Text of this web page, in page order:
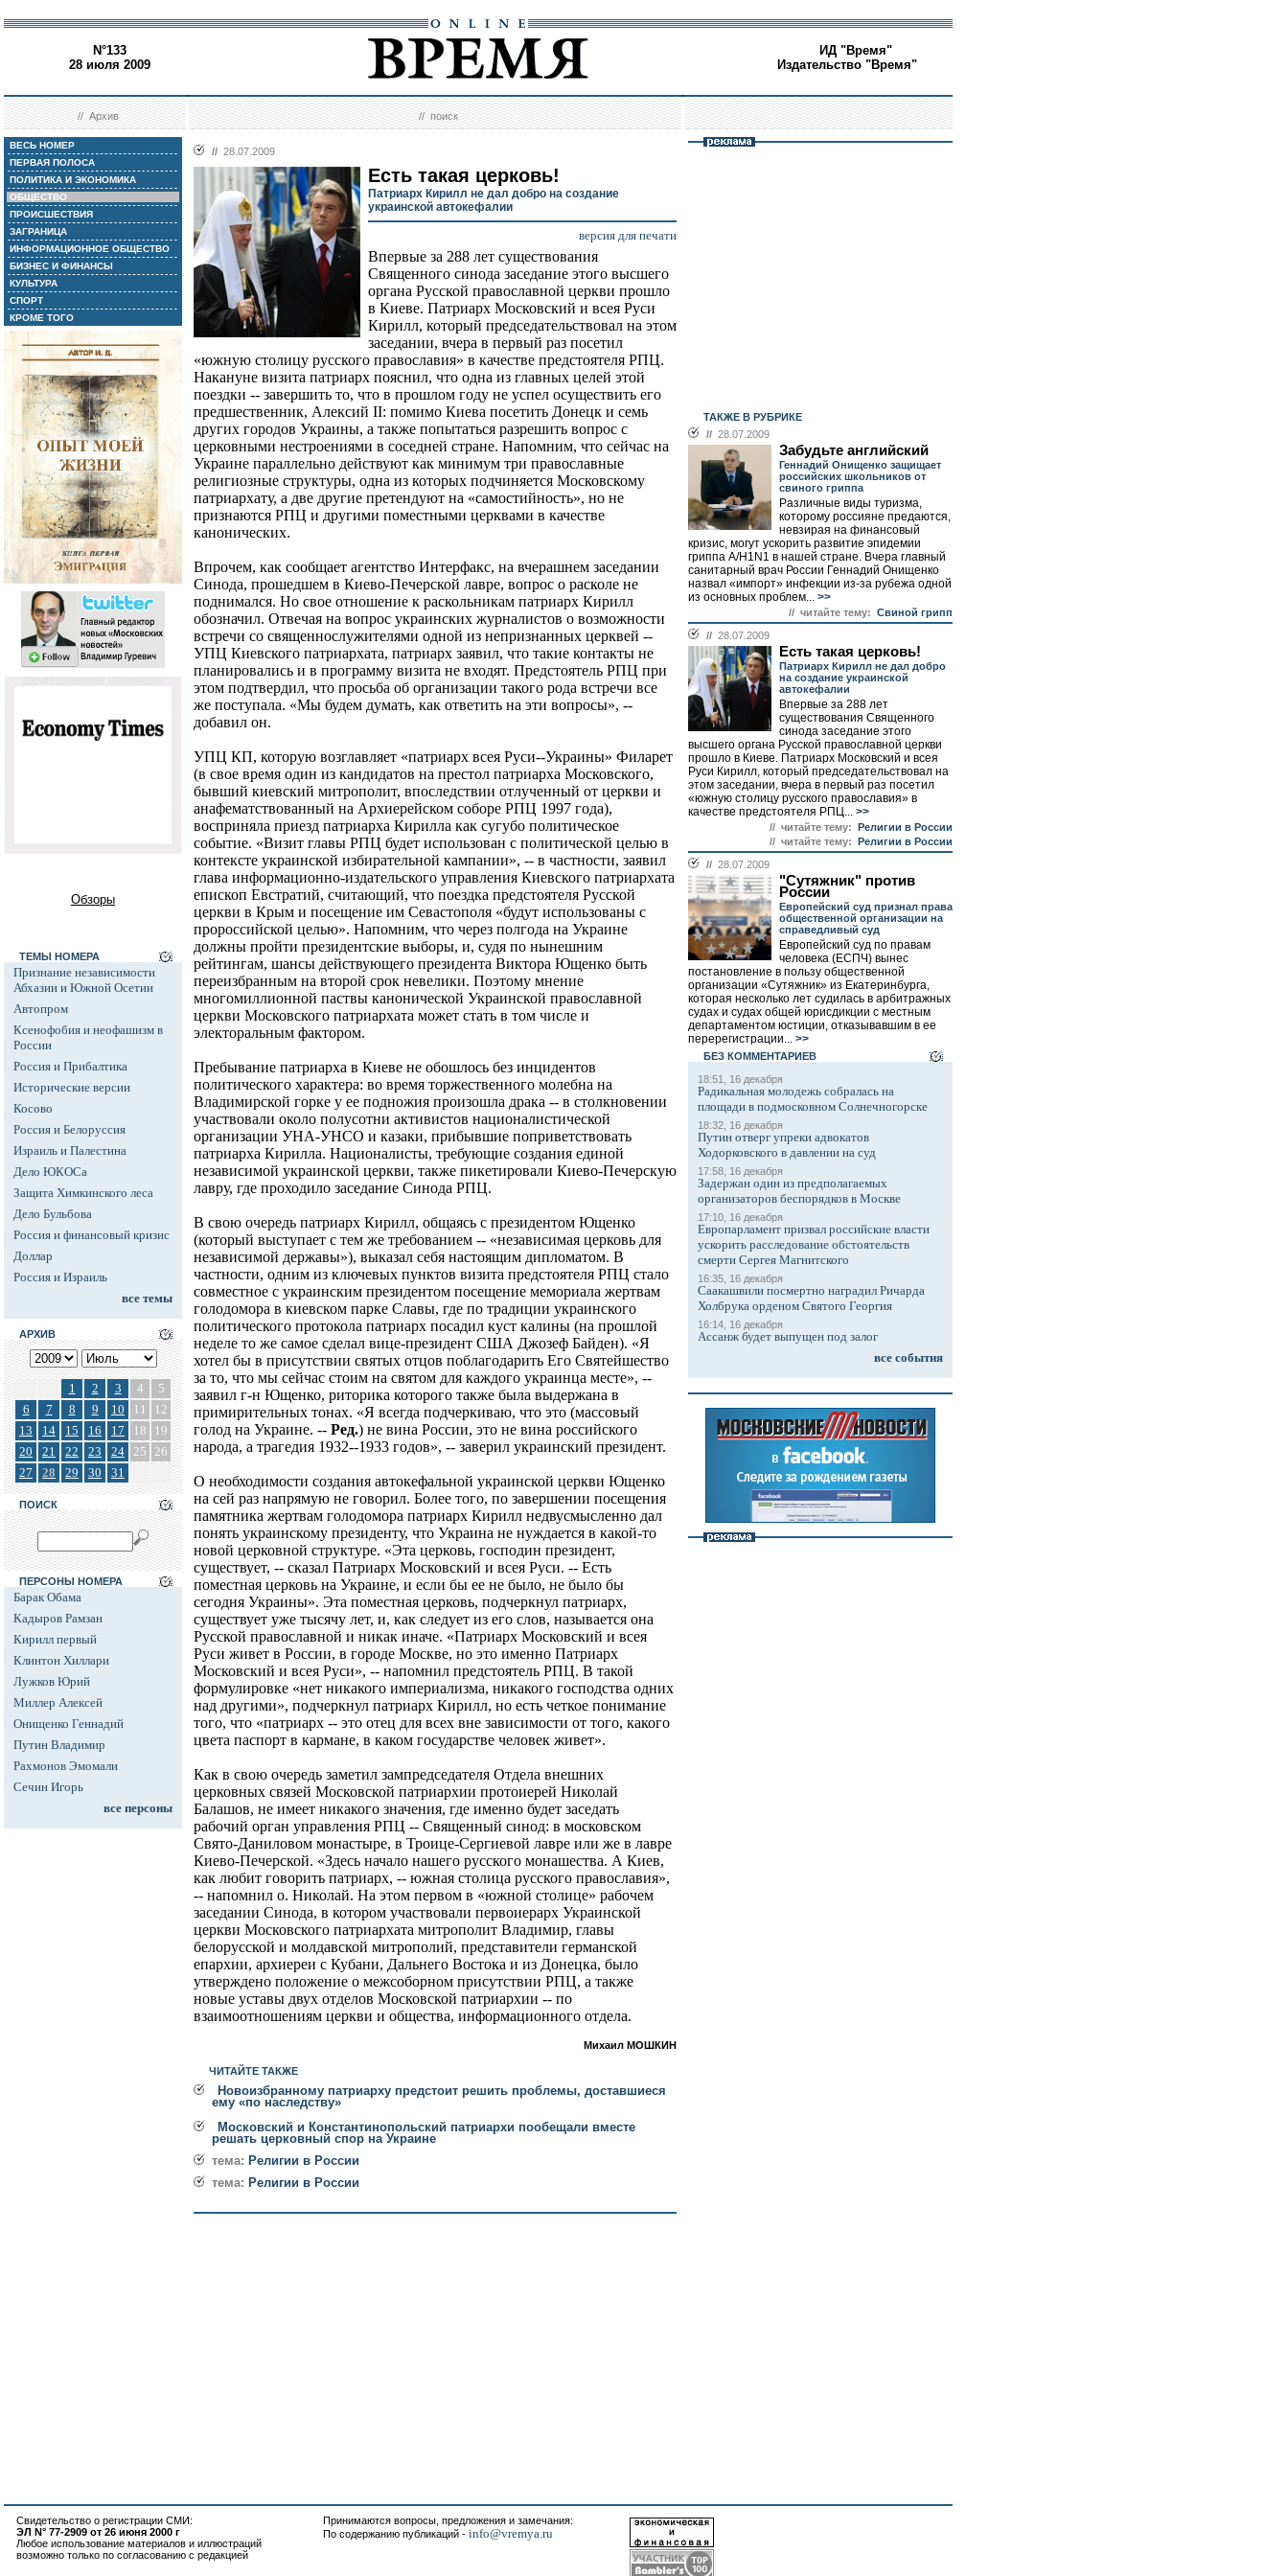
N°133
28 июля 2009
ИД "Время"
Издательство "Время"
//Архив //поиск
ВЕСЬ НОМЕР
ПЕРВАЯ ПОЛОСА
ПОЛИТИКА И ЭКОНОМИКА
ОБЩЕСТВО
ПРОИСШЕСТВИЯ
ЗАГРАНИЦА
ИНФОРМАЦИОННОЕ ОБЩЕСТВО
БИЗНЕС И ФИНАНСЫ
КУЛЬТУРА
СПОРТ
КРОМЕ ТОГО
Обзоры
ТЕМЫ НОМЕРА
Признание независимости
Абхазии и Южной Осетии
Автопром
Ксенофобия и неофашизм в
России
Россия и Прибалтика
Исторические версии
Косово
Россия и Белоруссия
Израиль и Палестина
Дело ЮКОСа
Защита Химкинского леса
Дело Бульбова
Россия и финансовый кризис
Доллар
Россия и Израиль
все темы
АРХИВ
1 2 3 4
5
6
7 8 9 10 11
12
13
14 15 16 17 18
19
20
21 22 23 24 25 26
27
28 29 30 31
ПОИСК
ПЕРСОНЫ НОМЕРА
Барак Обама
Кадыров Рамзан
Кирилл первый
Клинтон Хиллари
Лужков Юрий
Миллер Алексей
Онищенко Геннадий
Путин Владимир
Рахмонов Эмомали
Сечин Игорь
все персоны
// 28.07.2009
Есть такая церковь!
Патриарх Кирилл не дал добро на создание
украинской автокефалии
версия для печати
Впервые за 288 лет существования
Священного синода заседание этого высшего
органа Русской православной церкви прошло
в Киеве. Патриарх Московский и всея Руси
Кирилл, который председательствовал на этом
заседании, вчера в первый раз посетил
«южную столицу русского православия» в качестве предстоятеля РПЦ.
Накануне визита патриарх пояснил, что одна из главных целей этой
поездки -- завершить то, что в прошлом году не успел осуществить его
предшественник, Алексий II: помимо Киева посетить Донецк и семь
других городов Украины, а также попытаться разрешить вопрос с
церковными нестроениями в соседней стране. Напомним, что сейчас на
Украине параллельно действуют как минимум три православные
религиозные структуры, одна из которых подчиняется Московскому
патриархату, а две другие претендуют на «самостийность», но не
признаются РПЦ и другими поместными церквами в качестве
канонических.
Впрочем, как сообщает агентство Интерфакс, на вчерашнем заседании
Синода, прошедшем в Киево-Печерской лавре, вопрос о расколе не
поднимался. Но свое отношение к раскольникам патриарх Кирилл
обозначил. Отвечая на вопрос украинских журналистов о возможности
встречи со священнослужителями одной из непризнанных церквей --
УПЦ Киевского патриархата, патриарх заявил, что такие контакты не
планировались и в программу визита не входят. Предстоятель РПЦ при
этом подтвердил, что просьба об организации такого рода встречи все
же поступала. «Мы будем думать, как ответить на эти вопросы», --
добавил он.
УПЦ КП, которую возглавляет «патриарх всея Руси--Украины» Филарет
(в свое время один из кандидатов на престол патриарха Московского,
бывший киевский митрополит, впоследствии отлученный от церкви и
анафематствованный на Архиерейском соборе РПЦ 1997 года),
восприняла приезд патриарха Кирилла как сугубо политическое
событие. «Визит главы РПЦ будет использован с политической целью в
контексте украинской избирательной кампании», -- в частности, заявил
глава информационно-издательского управления Киевского патриархата
епископ Евстратий, считающий, что поездка предстоятеля Русской
церкви в Крым и посещение им Севастополя «будут использованы с
пророссийской целью». Напомним, что через полгода на Украине
должны пройти президентские выборы, и, судя по нынешним
рейтингам, шансы действующего президента Виктора Ющенко быть
переизбранным на второй срок невелики. Поэтому мнение
многомиллионной паствы канонической Украинской православной
церкви Московского патриархата может стать в том числе и
электоральным фактором.
Пребывание патриарха в Киеве не обошлось без инцидентов
политического характера: во время торжественного молебна на
Владимирской горке у ее подножия произошла драка -- в столкновении
участвовали около полусотни активистов националистической
организации УНА-УНСО и казаки, прибывшие поприветствовать
патриарха Кирилла. Националисты, требующие создания единой
независимой украинской церкви, также пикетировали Киево-Печерскую
лавру, где проходило заседание Синода РПЦ.
В свою очередь патриарх Кирилл, общаясь с президентом Ющенко
(который выступает с тем же требованием -- «независимая церковь для
независимой державы»), выказал себя настоящим дипломатом. В
частности, одним из ключевых пунктов визита предстоятеля РПЦ стало
совместное с украинским президентом посещение мемориала жертвам
голодомора в киевском парке Славы, где по традиции украинского
политического протокола патриарх посадил куст калины (на прошлой
неделе то же самое сделал вице-президент США Джозеф Байден). «Я
хотел бы в присутствии святых отцов поблагодарить Его Святейшество
за то, что мы сейчас стоим на святом для каждого украинца месте», --
заявил г-н Ющенко, риторика которого также была выдержана в
примирительных тонах. «Я всегда подчеркиваю, что это (массовый
голод на Украине. -- Ред.) не вина России, это не вина российского
народа, а трагедия 1932--1933 годов», -- заверил украинский президент.
О необходимости создания автокефальной украинской церкви Ющенко
на сей раз напрямую не говорил. Более того, по завершении посещения
памятника жертвам голодомора патриарх Кирилл недвусмысленно дал
понять украинскому президенту, что Украина не нуждается в какой-то
новой церковной структуре. «Эта церковь, господин президент,
существует, -- сказал Патриарх Московский и всея Руси. -- Есть
поместная церковь на Украине, и если бы ее не было, не было бы
сегодня Украины». Эта поместная церковь, подчеркнул патриарх,
существует уже тысячу лет, и, как следует из его слов, называется она
Русской православной и никак иначе. «Патриарх Московский и всея
Руси живет в России, в городе Москве, но это именно Патриарх
Московский и всея Руси», -- напомнил предстоятель РПЦ. В такой
формулировке «нет никакого империализма, никакого господства одних
над другими», подчеркнул патриарх Кирилл, но есть четкое понимание
того, что «патриарх -- это отец для всех вне зависимости от того, какого
цвета паспорт в кармане, в каком государстве человек живет».
Как в свою очередь заметил зампредседателя Отдела внешних
церковных связей Московской патриархии протоиерей Николай
Балашов, не имеет никакого значения, где именно будет заседать
рабочий орган управления РПЦ -- Священный синод: в московском
Свято-Даниловом монастыре, в Троице-Сергиевой лавре или же в лавре
Киево-Печерской. «Здесь начало нашего русского монашества. А Киев,
как любит говорить патриарх, -- южная столица русского православия»,
-- напомнил о. Николай. На этом первом в «южной столице» рабочем
заседании Синода, в котором участвовали первоиерарх Украинской
церкви Московского патриархата митрополит Владимир, главы
белорусской и молдавской митрополий, представители германской
епархии, архиереи с Кубани, Дальнего Востока и из Донецка, было
утверждено положение о межсоборном присутствии РПЦ, а также
новые уставы двух отделов Московской патриархии -- по
взаимоотношениям церкви и общества, информационного отдела.
Михаил МОШКИН
ЧИТАЙТЕ ТАКЖЕ
Новоизбранному патриарху предстоит решить проблемы, доставшиеся
ему «по наследству»
Московский и Константинопольский патриархи пообещали вместе
решать церковный спор на Украине
тема: Религии в России
тема: Религии в России
ТАКЖЕ В РУБРИКЕ
// 28.07.2009
Забудьте английский
Геннадий Онищенко защищает
российских школьников от
свиного гриппа
Различные виды туризма,
которому россияне предаются,
невзирая на финансовый
кризис, могут ускорить развитие эпидемии
гриппа A/H1N1 в нашей стране. Вчера главный
санитарный врач России Геннадий Онищенко
назвал «импорт» инфекции из-за рубежа одной
из основных проблем... >>
// читайте тему: Свиной грипп
// 28.07.2009
Есть такая церковь!
Патриарх Кирилл не дал добро
на создание украинской
автокефалии
Впервые за 288 лет
существования Священного
синода заседание этого
высшего органа Русской православной церкви
прошло в Киеве. Патриарх Московский и всея
Руси Кирилл, который председательствовал на
этом заседании, вчера в первый раз посетил
«южную столицу русского православия» в
качестве предстоятеля РПЦ... >>
// читайте тему: Религии в России
// читайте тему: Религии в России
// 28.07.2009
"Сутяжник" против
России
Европейский суд признал права
общественной организации на
справедливый суд
Европейский суд по правам
человека (ЕСПЧ) вынес
постановление в пользу общественной
организации «Сутяжник» из Екатеринбурга,
которая несколько лет судилась в арбитражных
судах и судах общей юрисдикции с местным
департаментом юстиции, отказывавшим в ее
перерегистрации... >>
БЕЗ КОМMЕНТАРИЕВ
18:51, 16 декабря
Радикальная молодежь собралась на
площади в подмосковном Солнечногорске
18:32, 16 декабря
Путин отверг упреки адвокатов
Ходорковского в давлении на суд
17:58, 16 декабря
Задержан один из предполагаемых
организаторов беспорядков в Москве
17:10, 16 декабря
Европарламент призвал российские власти
ускорить расследование обстоятельств
смерти Сергея Магнитского
16:35, 16 декабря
Саакашвили посмертно наградил Ричарда
Холбрука орденом Святого Георгия
16:14, 16 декабря
Ассанж будет выпущен под залог
все события
Свидетельство о регистрации СМИ:
ЭЛ N° 77-2909 от 26 июня 2000 г
Любое использование материалов и иллюстраций
возможно только по согласованию с редакцией
Принимаются вопросы, предложения и замечания:
По содержанию публикаций - info@vremya.ru